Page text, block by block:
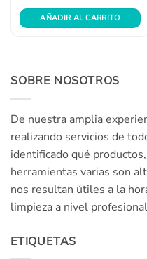
AÑADIR AL CARRITO
SOBRE NOSOTROS
De nuestra amplia
realizando servicios de
identificado qué
herramientas varias son
nos resultan útiles a la
limpieza a nivel
ETIQUETAS